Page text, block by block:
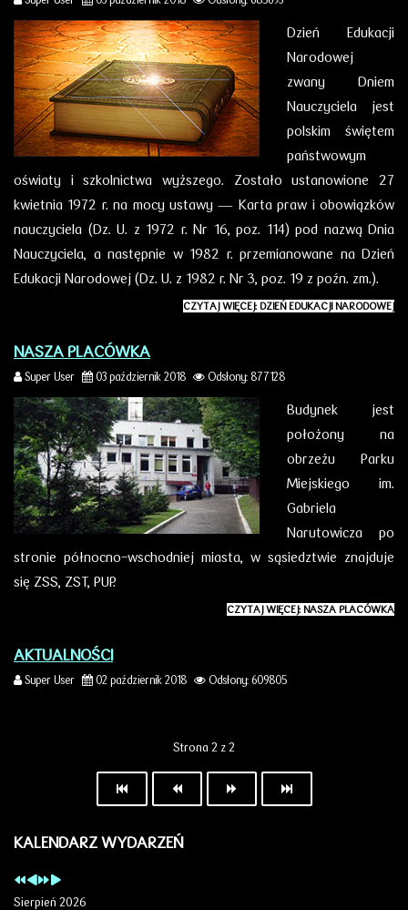
Dzień Edukacji
Narodowej
zwany Dniem
Nauczyciela jest
polskim świętem
państwowym
oświaty i szkolnictwa wyższego. Zostało ustanowione 27
kwietnia 1972 r. na mocy ustawy — Karta praw i obowiązków
nauczyciela (Dz. U. z 1972 r. Nr 16, poz. 114) pod nazwą Dnia
Nauczyciela, a następnie w 1982 r. przemianowane na Dzień
Edukacji Narodowej (Dz. U. z 1982 r. Nr 3, poz. 19 z poźn. zm.).
CZYTAJ WIĘCEJ: DZIEŃ EDUKACJI NARODOWEJ
NASZA PLACÓWKA
Super User 03 październik 2018 Odsłony: 877128
Budynek jest
położony na
obrzeżu Parku
Miejskiego im.
Gabriela
Narutowicza po
stronie północno-wschodniej miasta, w sąsiedztwie znajduje
się ZSS, ZST, PUP.
CZYTAJ WIĘCEJ: NASZA PLACÓWKA
AKTUALNOŚCI
Super User 02 październik 2018 Odsłony: 609805
Strona 2 z 2
KALENDARZ WYDARZEŃ
Sierpień 2026